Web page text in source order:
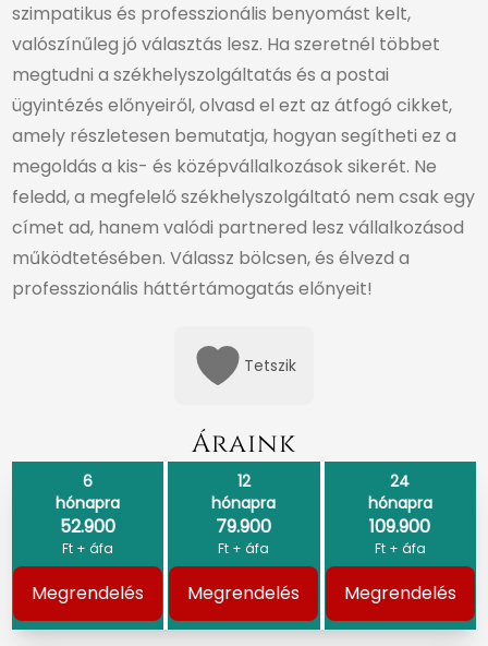
szimpatikus és professzionális benyomást kelt,
valószínűleg jó választás lesz. Ha szeretnél többet
megtudni a székhelyszolgáltatás és a postai
ügyintézés előnyeiről, olvasd el ezt az átfogó cikket,
amely részletesen bemutatja, hogyan segítheti ez a
megoldás a kis- és középvállalkozások sikerét. Ne
feledd, a megfelelő székhelyszolgáltató nem csak egy
címet ad, hanem valódi partnered lesz vállalkozásod
működtetésében. Válassz bölcsen, és élvezd a
professzionális háttértámogatás előnyeit!
Tetszik
Áraink
6
hónapra
52.900
Ft + áfa
Megrendelés
12
hónapra
79.900
Ft + áfa
Megrendelés
24
hónapra
109.900
Ft + áfa
Megrendelés